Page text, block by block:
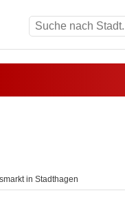
in Stadthagen